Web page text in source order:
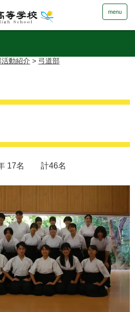
menu
活動紹介 > 弓道部
17名 計46名